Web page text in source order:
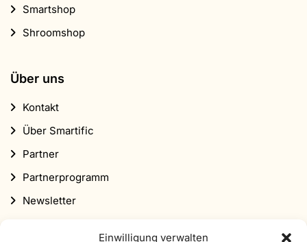
Einwilligung verwalten
Smartshop
Shroomshop
Über uns
Kontakt
Über Smartific
Partner
Partnerprogramm
Newsletter